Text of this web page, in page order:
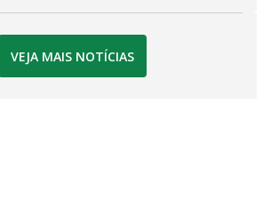
VEJA MAIS NOTÍCIAS